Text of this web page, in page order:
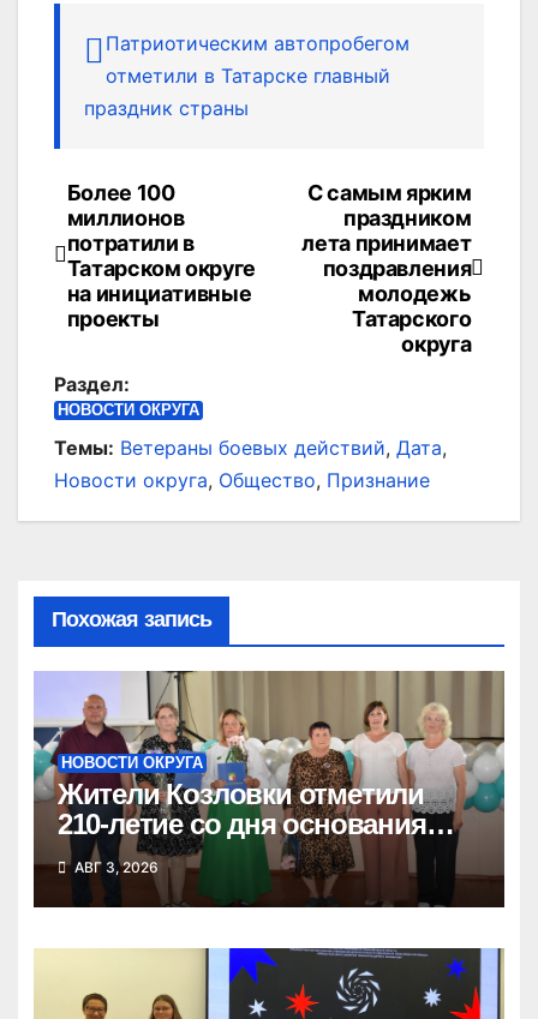
Патриотическим автопробегом
отметили в Татарске главный
праздник страны
Навигация
по
записям
С самым ярким
праздником
лета принимает
поздравления
молодежь
Татарского
округа
Более 100
миллионов
потратили в
Татарском округе
на инициативные
проекты
Раздел:
НОВОСТИ ОКРУГА
Темы: Ветераны боевых действий, Дата,
Новости округа, Общество, Признание
Похожая запись
НОВОСТИ ОКРУГА
Жители Козловки отметили
210-летие со дня основания
села
АВГ 3, 2026